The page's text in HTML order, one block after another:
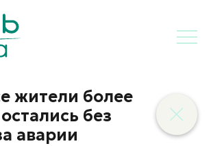
жители более
без
аварии